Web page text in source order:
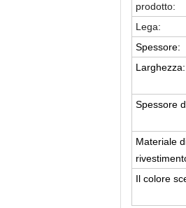
prodotto:
Lega:
Spessore:
Larghezza:
Spessore
Materiale
Il colore